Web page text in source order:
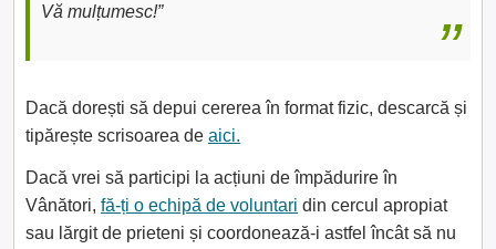
Vă mulțumesc!”
Dacă dorești să depui cererea în format fizic, descarcă și
tipărește scrisoarea de aici.
Dacă vrei să participi la acțiuni de împădurire în
Vânători, fă-ți o echipă de voluntari din cercul apropiat
sau lărgit de prieteni și coordonează-i astfel încât să nu